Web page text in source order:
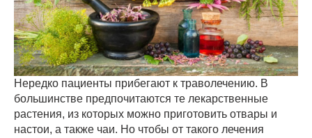
Нередко пациенты прибегают к траволечению. В
большинстве предпочитаются те лекарственные
растения, из которых можно приготовить отвары и
настои, а также чаи. Но чтобы от такого лечения